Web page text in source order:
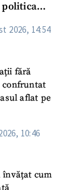
politica
2026, 14:54
fără
confruntat
aflat pe
10:46
învățat cum